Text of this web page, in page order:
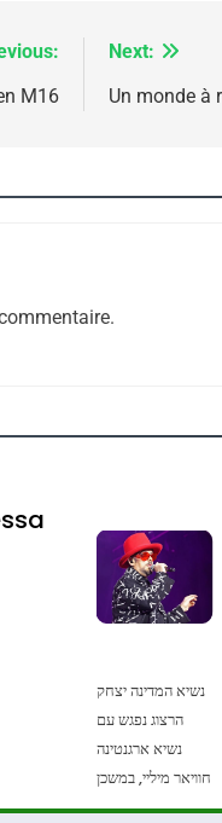
M16
Next:
Un monde à
נשיא המדינה יצחק
הרצוג נפגש עם
נשיא ארגנטינה
חוויאר מיליי, במשכן
הנשיא בירושלים.
– Jacques
De Loya